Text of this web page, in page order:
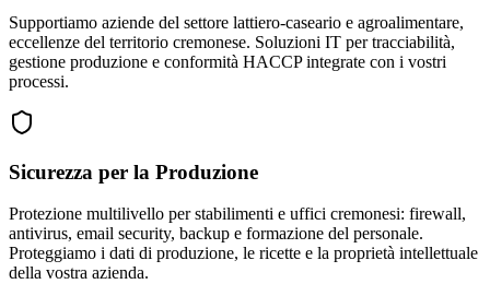
Supportiamo aziende del settore lattiero-caseario e agroalimentare,
eccellenze del territorio cremonese. Soluzioni IT per tracciabilità,
gestione produzione e conformità HACCP integrate con i vostri
processi.
Sicurezza per la Produzione
Protezione multilivello per stabilimenti e uffici cremonesi: firewall,
antivirus, email security, backup e formazione del personale.
Proteggiamo i dati di produzione, le ricette e la proprietà intellettuale
della vostra azienda.